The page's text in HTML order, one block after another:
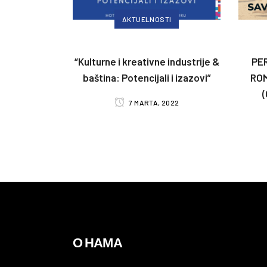
AKTUELNOSTI
“Kulturne i kreativne industrije &
baština: Potencijali i izazovi”
7 MARTA, 2022
О НАМА